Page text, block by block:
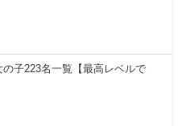
の子223名一覧【最高レベルで